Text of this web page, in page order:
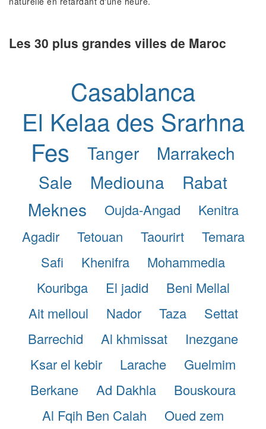
Les 30 plus grandes villes de Maroc
Casablanca
El Kelaa des Srarhna
Fes
Tanger
Marrakech
Sale
Mediouna
Rabat
Meknes
Oujda-Angad
Kenitra
Agadir
Tetouan Taourirt
Temara
Safi
Khenifra
Mohammedia
Kouribga
El jadid
Beni Mellal
Ait melloul
Nador Taza
Settat
Barrechid
Al khmissat
Inezgane
Ksar el kebir
Larache
Guelmim
Berkane
Ad Dakhla
Bouskoura
Al Fqih Ben Calah
Oued zem